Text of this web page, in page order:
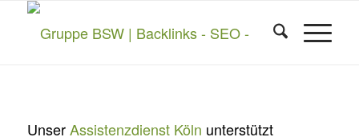
UnserAssistenzdienst Köln unterstützt